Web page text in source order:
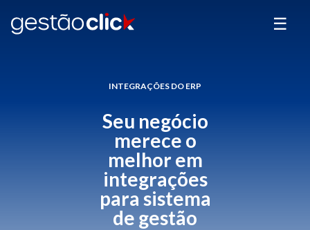
☰
INTEGRAÇÕES DO ERP
Seu negócio
merece o
melhor em
integrações
para sistema
de gestão